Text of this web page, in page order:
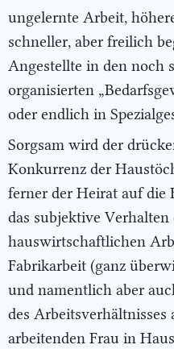
ungelernte Arbeit,
schneller, aber freilich
Angestellte in den noch
organisierten
oder endlich in
Sorgsam wird der
Konkurrenz der
ferner der Heirat auf die
das subjektive
hauswirtschaftlichen
Fabrikarbeit (ganz
und namentlich aber
des Arbeitsverhältnisses
arbeitenden Frau in